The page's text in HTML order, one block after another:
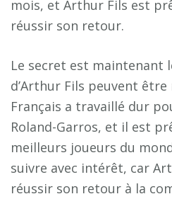
mois, et Arthur Fils est
réussir son retour.
Le secret est maintenant
d’Arthur Fils peuvent être
Français a travaillé dur
Roland-Garros, et il est
meilleurs joueurs du
suivre avec intérêt, car
réussir son retour à la